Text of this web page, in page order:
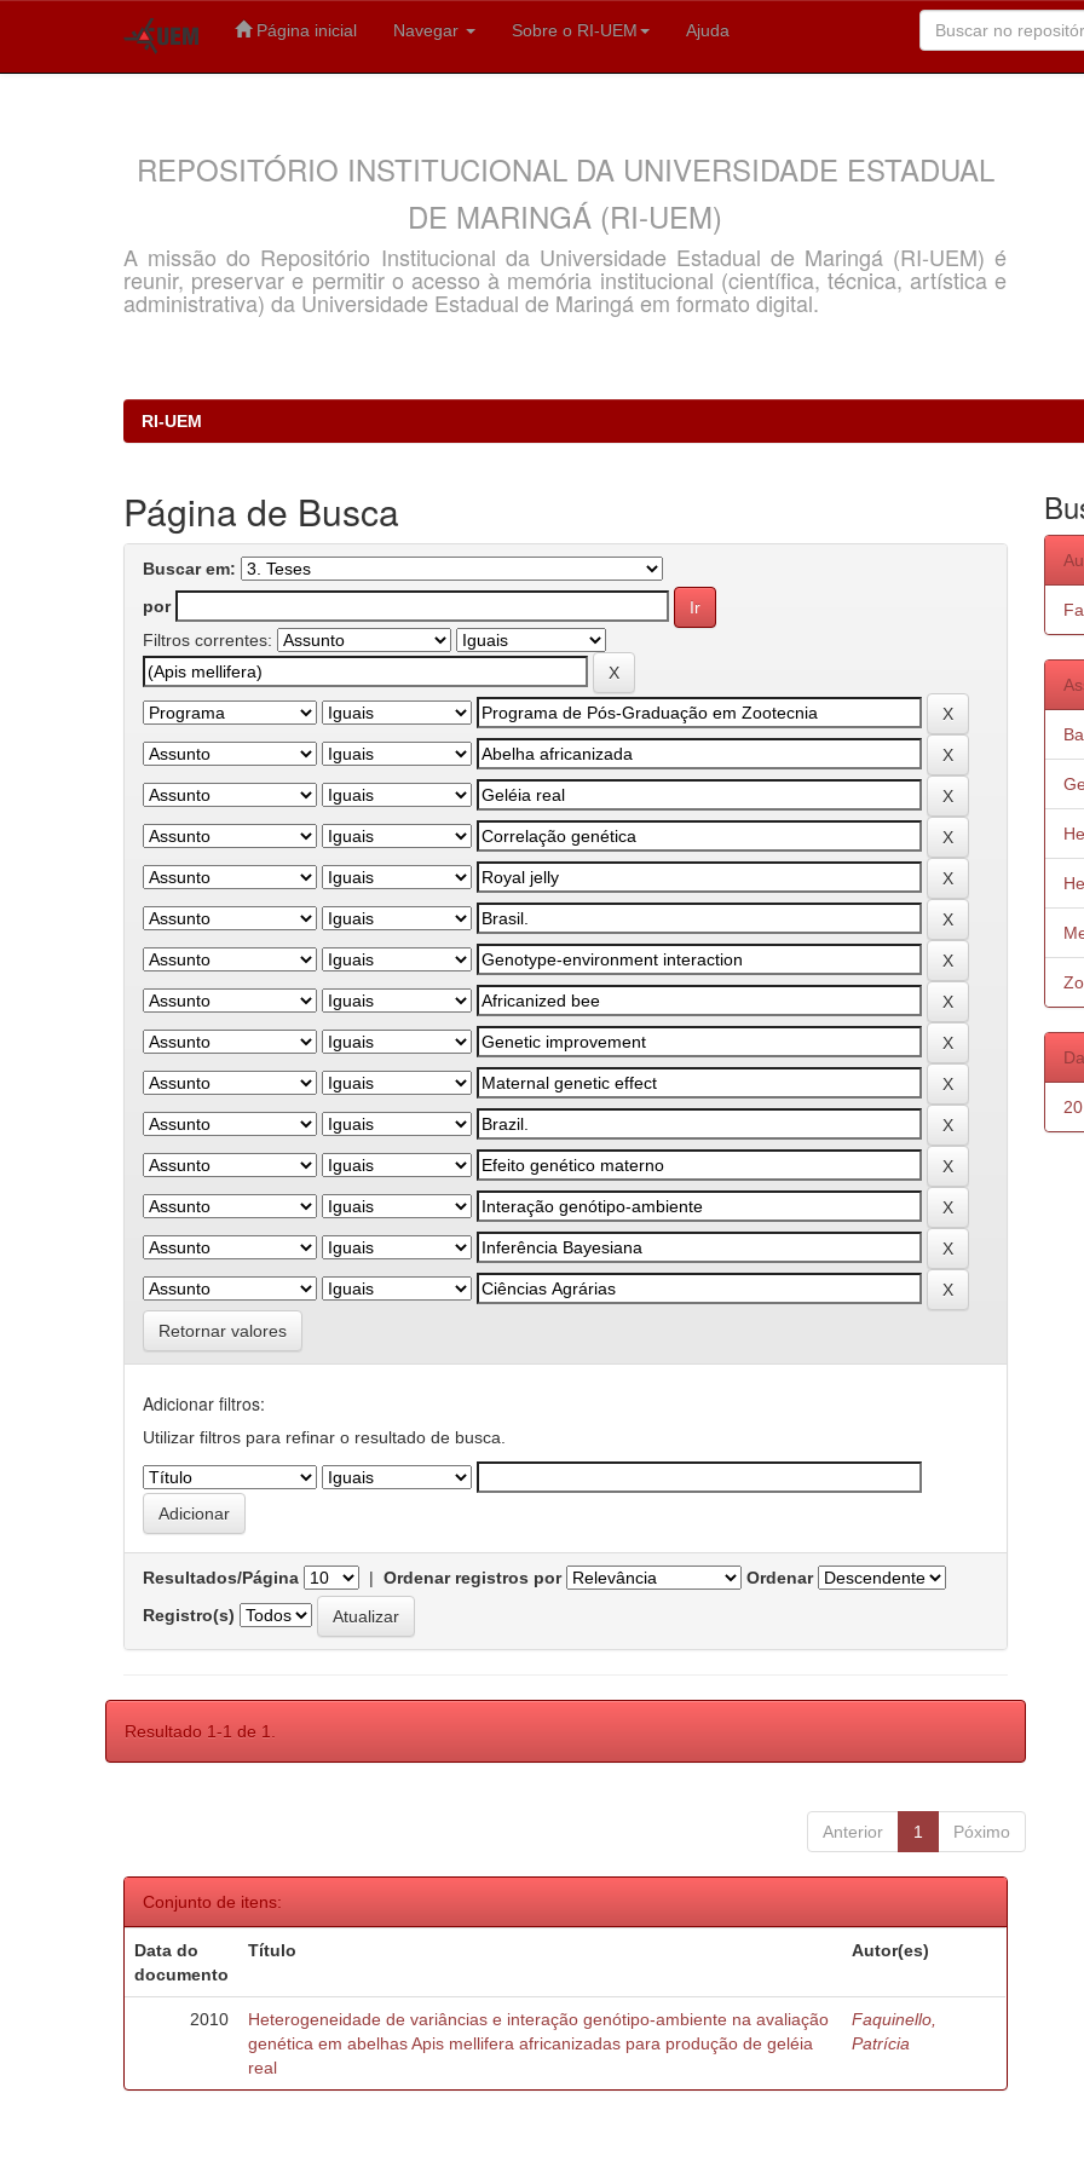
Página inicial Navegar Sobre o RI-UEM Ajuda
REPOSITÓRIO INSTITUCIONAL DA UNIVERSIDADE ESTADUAL
DE MARINGÁ (RI-UEM)
A missão do Repositório Institucional da Universidade Estadual de Maringá (RI-UEM) é
reunir, preservar e permitir o acesso à memória institucional (científica, técnica, artística e
administrativa) da Universidade Estadual de Maringá em formato digital.
RI-UEM
Página de Busca
Buscar em:
por
Filtros correntes:
Retornar valores
Adicionar filtros:
Utilizar filtros para refinar o resultado de busca.
Resultados/Página | Ordenar registros por
Ordenar
Registro(s)
Resultado 1-1 de 1.
Anterior 1 Póximo
Conjunto de itens:
Data do
documento
Título Autor(es)
2010
Heterogeneidade de variâncias e interação genótipo-ambiente na avaliação
genética em abelhas Apis mellifera africanizadas para produção de geléia
real
Faquinello,
Patrícia